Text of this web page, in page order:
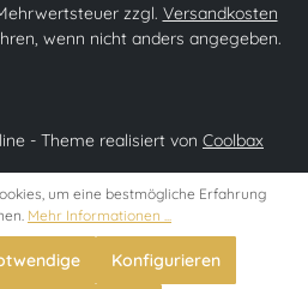
zzgl. Versandkosten
wenn nicht anders angegeben.
- Theme realisiert von Coolbax
um eine bestmögliche Erfahrung
Mehr Informationen ...
Konfigurieren